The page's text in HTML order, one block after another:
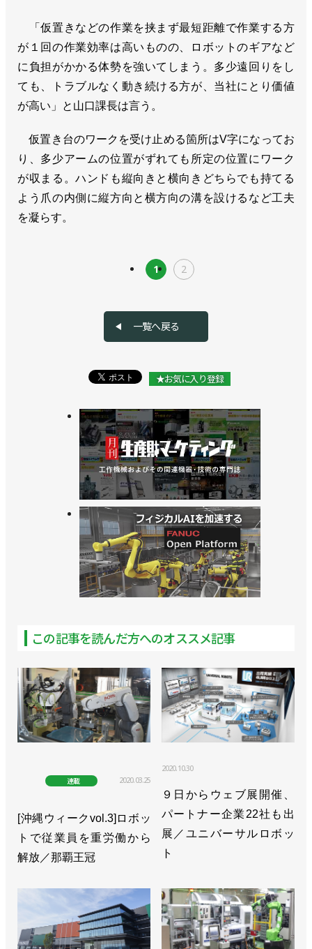
「仮置きなどの作業を挟まず最短距離で作業する方
が１回の作業効率は高いものの、ロボットのギアなど
に負担がかかる体勢を強いてしまう。多少遠回りをし
ても、トラブルなく動き続ける方が、当社にとり価値
が高い」と山口課長は言う。
仮置き台のワークを受け止める箇所はV字になってお
り、多少アームの位置がずれても所定の位置にワーク
が収まる。ハンドも縦向きと横向きどちらでも持てる
よう爪の内側に縦方向と横方向の溝を設けるなど工夫
を凝らす。
1 2
一覧へ戻る
★お気に入り登録
この記事を読んだ方へのオススメ記事
連載 2020.03.25
[沖縄ウィークvol.3]ロボッ
トで従業員を重労働から
解放／那覇王冠
2020.10.30
９日からウェブ展開催、
パートナー企業22社も出
展／ユニバーサルロボッ
ト